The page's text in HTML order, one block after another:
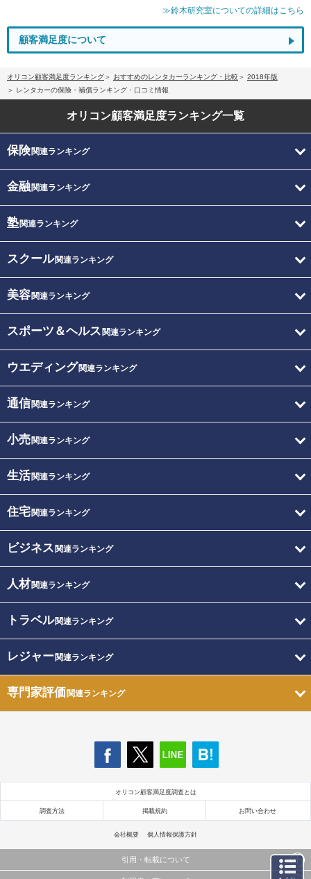
≫鈴木研究室についての詳細はこちら
顧客満足度について
オリコン顧客満足度ランキング おすすめのレンタカーランキング・比較
2018年版
レンタカーの保険・補償ランキング・口コミ情報
オリコン顧客満足度ランキング一覧
保険関連ランキング
金融関連ランキング
塾関連ランキング
スクール関連ランキング
美容関連ランキング
スポーツ＆ヘルス 関連ランキング
ウエディング関連ランキング
通信関連ランキング
小売関連ランキング
生活関連ランキング
住宅関連ランキング
ビジネス 関連ランキング
人材関連ランキング
トラベル関連ランキング
レジャー関連ランキング
専門家評価関連ランキング
オリコン顧客満足度調査とは
調査方法 掲載規約 お問い合わせ
会社概要 個人情報保護方針
引用・転載について